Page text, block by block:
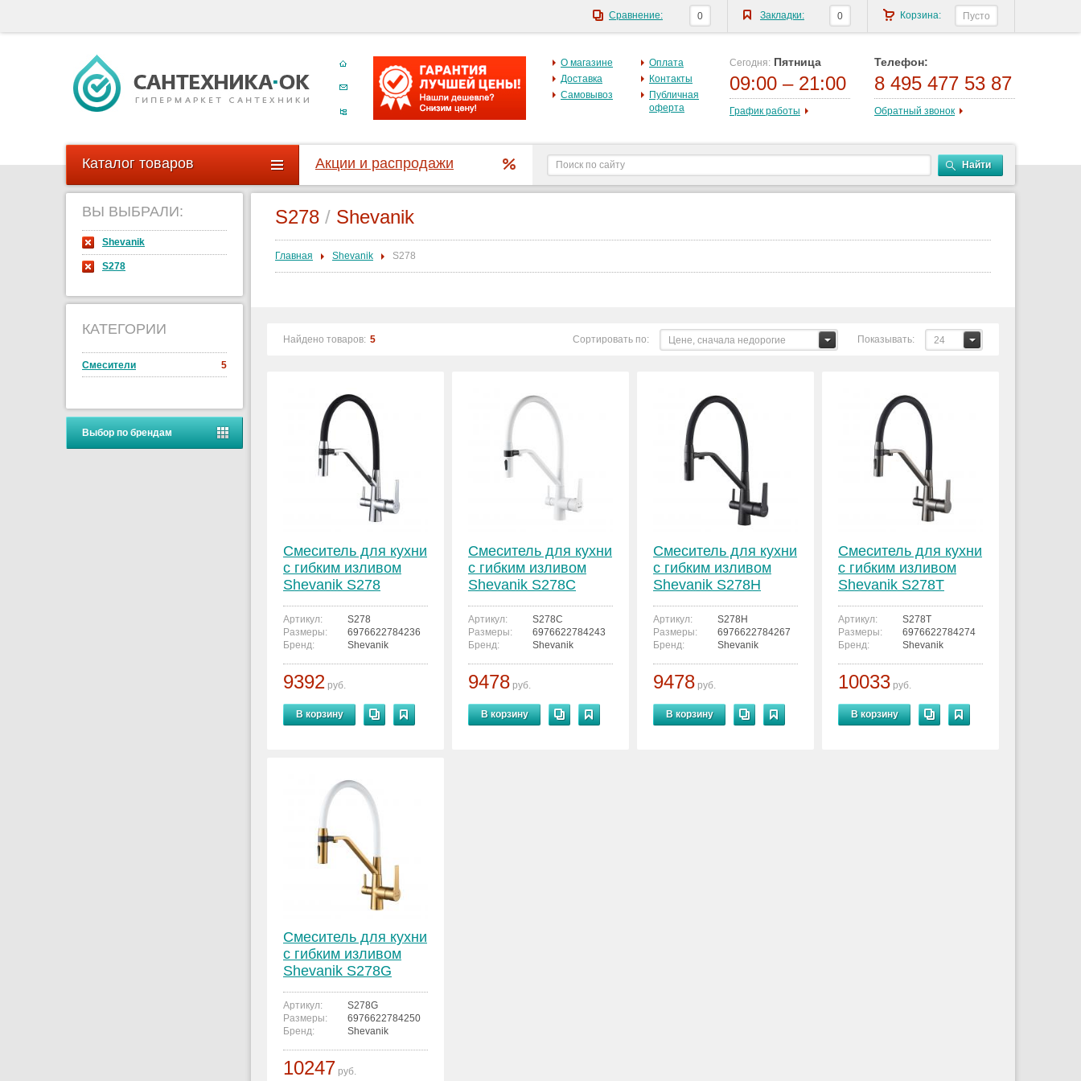
О магазине
Доставка
Самовывоз
Оплата
Контакты
Публичная
оферта
Сегодня: Пятница
09:00 – 21:00
График работы
Телефон:
8 495 477 53 87
Обратный звонок
Каталог товаров Акции и распродажи Найти
ВЫ ВЫБРАЛИ:
Shevanik
S278
КАТЕГОРИИ
5
Смесители
Выбор по брендам
S278 / Shevanik
Главная Shevanik S278
Найдено товаров: 5 Показывать: 24
Сортировать по: Цене, сначала недорогие
Смеситель для кухни
с гибким изливом
Shevanik S278
Артикул:
S278
Размеры:
6976622784236
Бренд:
Shevanik
9392 руб.
В корзину
Смеситель для кухни
с гибким изливом
Shevanik S278C
Артикул:
S278C
Размеры:
6976622784243
Бренд:
Shevanik
9478 руб.
В корзину
Смеситель для кухни
с гибким изливом
Shevanik S278H
Артикул:
S278H
Размеры:
6976622784267
Бренд:
Shevanik
9478 руб.
В корзину
Смеситель для кухни
с гибким изливом
Shevanik S278T
Артикул:
S278T
Размеры:
6976622784274
Бренд:
Shevanik
10033 руб.
В корзину
Смеситель для кухни
с гибким изливом
Shevanik S278G
Артикул:
S278G
Размеры:
6976622784250
Бренд:
Shevanik
10247 руб.
Корзина: Пусто
Закладки: 0
Сравнение: 0